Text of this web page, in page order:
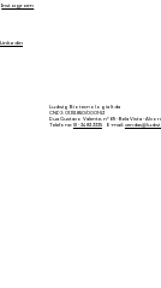
Ludwig Biotecnologia ltda
CNPJ: 01.151.850/0001-53
Rua Gustavo Valente, nº 69 - Bela Vista -
Telefone: 51 - 3483.3335E-mail:
Instagram
Linkedin